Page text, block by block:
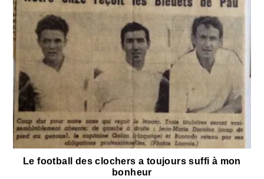
Le football des clochers a toujours suffi à mon
bonheur